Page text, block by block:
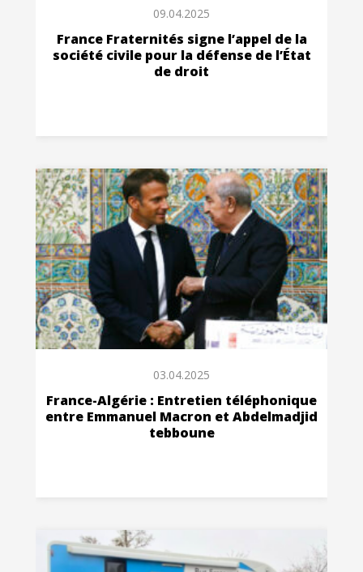
09.04.2025
France Fraternités signe l’appel de la
société civile pour la défense de l’État
de droit
03.04.2025
France-Algérie : Entretien téléphonique
entre Emmanuel Macron et Abdelmadjid
tebboune